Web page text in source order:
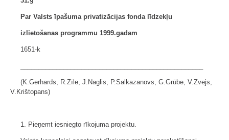
Par Valsts īpašuma privatizācijas fonda līdzekļu
izlietošanas programmu 1999.gadam
1651-k
(K.Gerhards, R.Zīle, J.Naglis, P.Salkazanovs, G.Grūbe, V.Zvejs,
V.Krištopans)
1. Pieņemt iesniegto rīkojuma projektu.